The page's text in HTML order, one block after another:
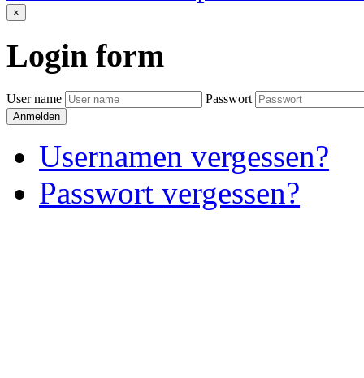
×
Login form
User name Passwort
Anmelden
Usernamen vergessen?
Passwort vergessen?